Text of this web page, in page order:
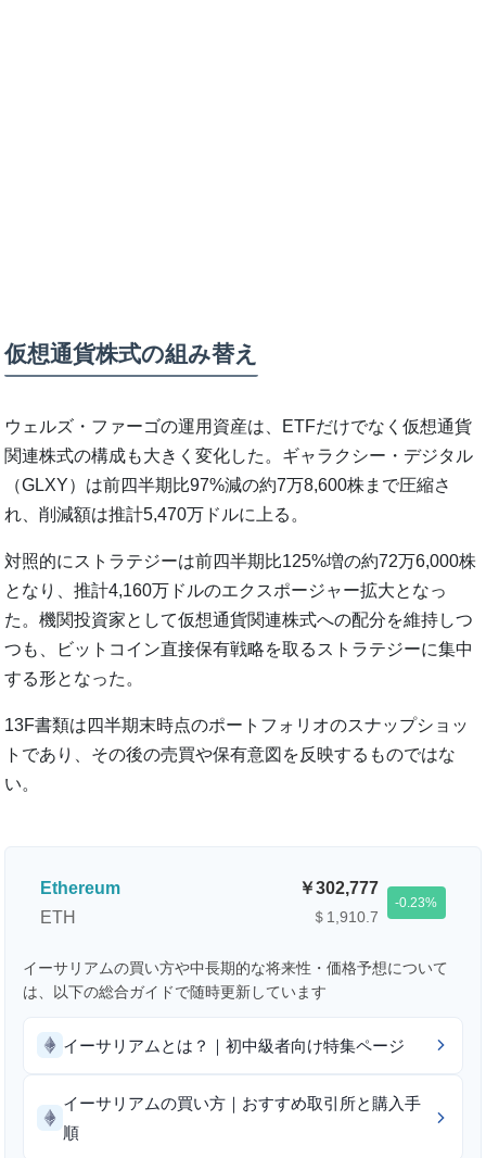
仮想通貨株式の組み替え
ウェルズ・ファーゴの運用資産は、ETFだけでなく仮想通貨
関連株式の構成も大きく変化した。ギャラクシー・デジタル
（GLXY）は前四半期比97%減の約7万8,600株まで圧縮さ
れ、削減額は推計5,470万ドルに上る。
対照的にストラテジーは前四半期比125%増の約72万6,000株
となり、推計4,160万ドルのエクスポージャー拡大となっ
た。機関投資家として仮想通貨関連株式への配分を維持しつ
つも、ビットコイン直接保有戦略を取るストラテジーに集中
する形となった。
13F書類は四半期末時点のポートフォリオのスナップショッ
トであり、その後の売買や保有意図を反映するものではな
い。
Ethereum
ETH
302,777
＄1,910.7
-0.23
イーサリアムの買い方や中長期的な将来性・価格予想について
は、以下の総合ガイドで随時更新しています
イーサリアムとは？｜初中級者向け特集ページ
イーサリアムの買い方｜おすすめ取引所と購入手
順